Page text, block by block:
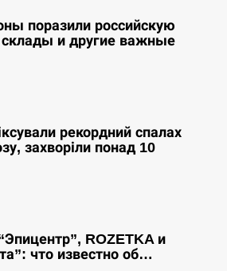
поразили российскую
склады и другие важные
рекордний спалах
захворіли понад 10
ROZETKA и
что известно об…